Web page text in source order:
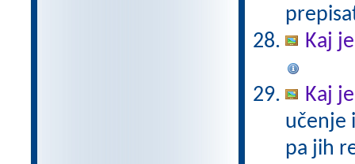
Kaj
Kaj
učenje
pa jih